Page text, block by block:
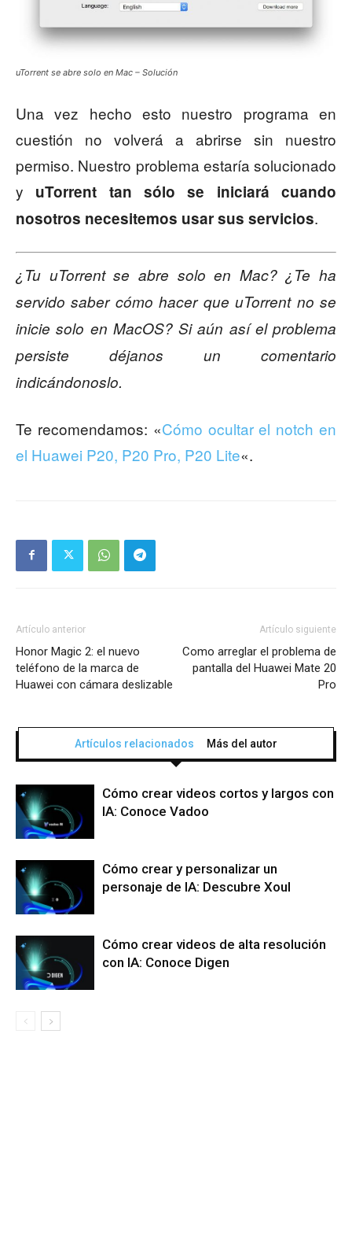
uTorrent se abre solo en Mac – Solución
Una vez hecho esto nuestro programa en
cuestión no volverá a abrirse sin nuestro
permiso. Nuestro problema estaría solucionado
y uTorrent tan sólo se iniciará cuando
nosotros necesitemos usar sus servicios.
¿Tu uTorrent se abre solo en Mac? ¿Te ha
servido saber cómo hacer que uTorrent no se
inicie solo en MacOS? Si aún así el problema
persiste déjanos un comentario
indicándonoslo.
Te recomendamos: «Cómo ocultar el notch en
el Huawei P20, P20 Pro, P20 Lite«.
Artículo anterior
Honor Magic 2: el nuevo
teléfono de la marca de
Huawei con cámara deslizable
Artículo siguiente
Como arreglar el problema de
pantalla del Huawei Mate 20
Pro
Artículos relacionados Más del autor
Cómo crear videos cortos y largos con
IA: Conoce Vadoo
Cómo crear y personalizar un
personaje de IA: Descubre Xoul
Cómo crear videos de alta resolución
con IA: Conoce Digen